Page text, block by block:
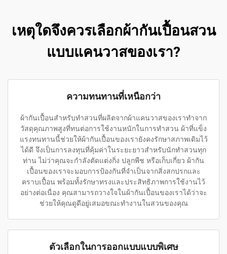
เหตุใดจึงควรเลือกผ้ากันเปื้อนสวน
แบบแคนวาสของเรา?
ความทนทานที่เหนือกว่า
ผ้ากันเปื้อนสำหรับทำสวนที่ผลิตจากผ้าแคนวาสของเราทำจาก
วัสดุคุณภาพสูงที่ทนต่อการใช้งานหนักในการทำสวน ผ้าที่แข็ง
แรงทนทานนี้ช่วยให้ผ้ากันเปื้อนของเรายังคงรักษาสภาพเดิมไว้
ได้ดี จึงเป็นการลงทุนที่คุ้มค่าในระยะยาวสำหรับนักทำสวนทุก
ท่าน ไม่ว่าคุณจะกำลังตัดแต่งกิ่ง ปลูกพืช หรือเก็บเกี่ยว ผ้ากัน
เปื้อนของเราจะมอบการป้องกันที่จำเป็นจากสิ่งสกปรกและ
คราบเปื้อน พร้อมทั้งรักษาทรงและประสิทธิภาพการใช้งานไว้
อย่างต่อเนื่อง คุณสามารถวางใจในผ้ากันเปื้อนของเราได้ว่าจะ
ช่วยให้คุณดูดีอยู่เสมอขณะทำงานในสวนของคุณ
ตัวเลือกในการออกแบบแบบพิเศษ